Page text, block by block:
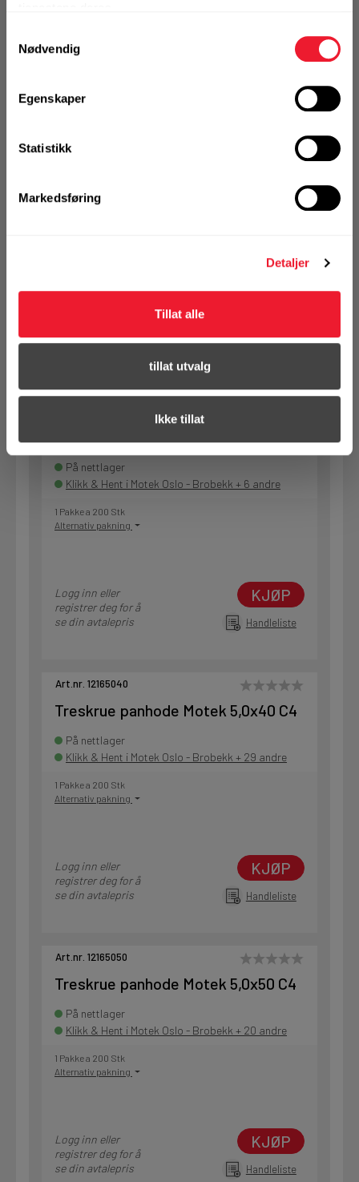
Nødvendig
Egenskaper
Statistikk
Markedsføring
Detaljer
Tillat alle
tillat utvalg
Ikke tillat
Logg inn eller
registrer deg for å
Treskrue panhode Motek 4,5x40 C4
På nettlager
se din avtalepris
På nettlager
Klikk & Hent i Motek Oslo - Brobekk + 6 andre
1 Pakke a 200 Stk
Alternativ pakning
Logg inn eller
registrer deg for å
se din avtalepris
KJØP
Handleliste
Art.nr. 12165040
Treskrue panhode Motek 5,0x40 C4
På nettlager
Klikk & Hent i Motek Oslo - Brobekk + 29 andre
1 Pakke a 200 Stk
Alternativ pakning
Logg inn eller
registrer deg for å
se din avtalepris
KJØP
Handleliste
Art.nr. 12165050
Treskrue panhode Motek 5,0x50 C4
På nettlager
Klikk & Hent i Motek Oslo - Brobekk + 20 andre
1 Pakke a 200 Stk
Alternativ pakning
Logg inn eller
registrer deg for å
se din avtalepris
KJØP
Handleliste